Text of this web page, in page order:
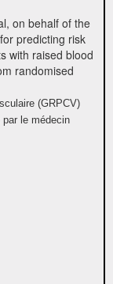
on behalf of the
predicting risk
with raised blood
randomised
(GRPCV)
le médecin